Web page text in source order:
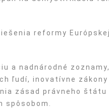
reformy
a nadnárodné
ľudí, inovatívne
zásad právneho
spôsobom.